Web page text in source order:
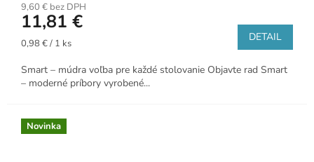
9,60 € bez DPH
11,81 €
Jednotková
0,98 € / 1 ks DETAIL
Smart – múdra voľba pre každé stolovanie Objavte rad Smart
– moderné príbory vyrobené...
Novinka